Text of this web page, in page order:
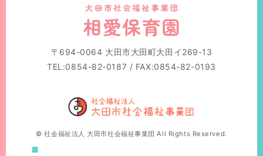
〒694-0064 大田市大田町大田イ269-13
TEL:0854-82-0187 / FAX:0854-82-0193
© 社会福祉法人 大田市社会福祉事業団 All Rights Reserved.